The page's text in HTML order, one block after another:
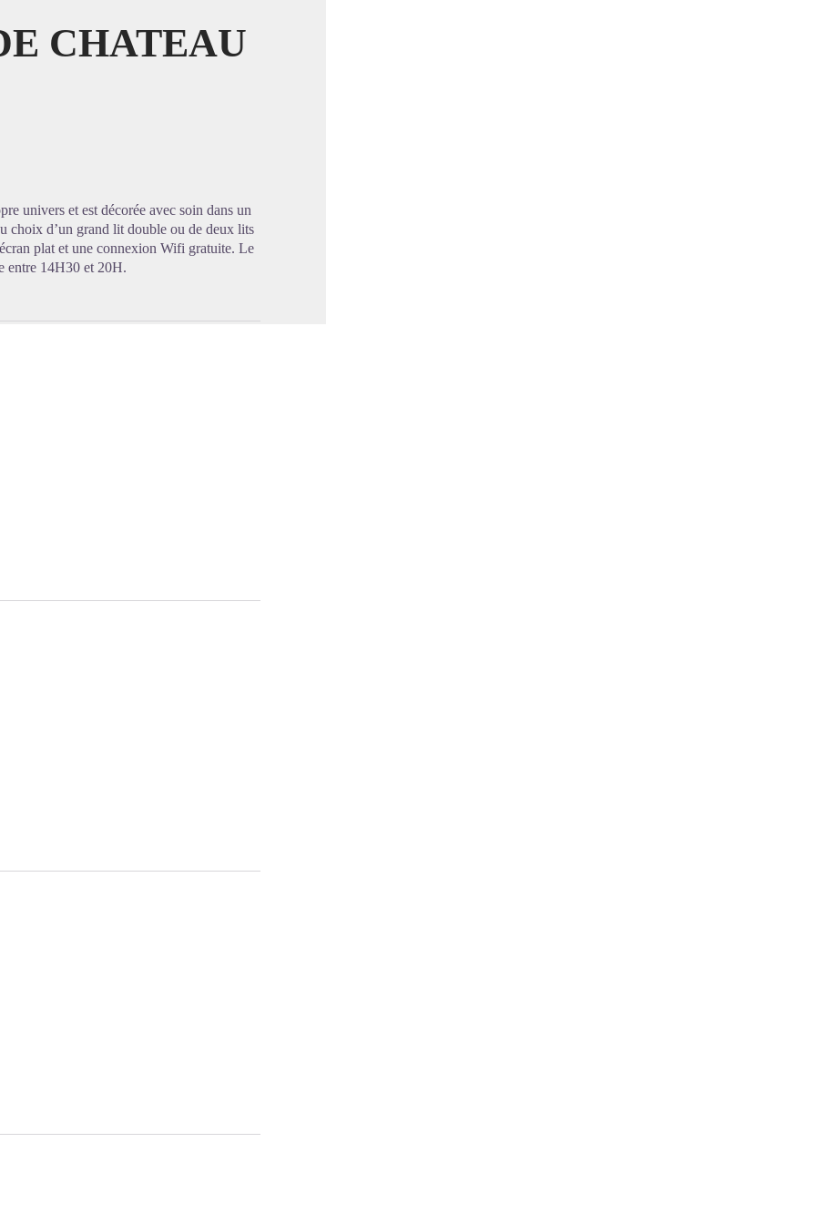
CHATEAU
univers et est décorée avec soin dans un
choix d’un grand lit double ou de deux lits
plat et une connexion Wifi gratuite. Le
entre 14H30 et 20H.